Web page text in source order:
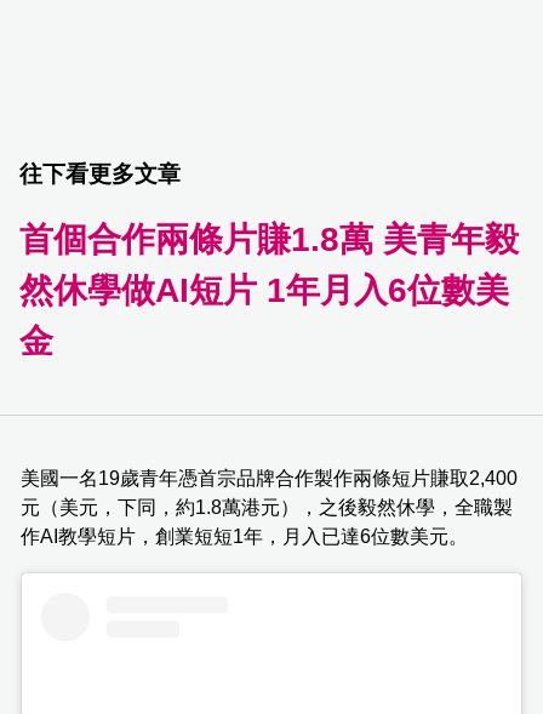
往下看更多文章
首個合作兩條片賺1.8萬 美青年毅
然休學做AI短片 1年月入6位數美
金
美國一名19歲青年憑首宗品牌合作製作兩條短片賺取2,400
元（美元，下同，約1.8萬港元），之後毅然休學，全職製
作AI教學短片，創業短短1年，月入已達6位數美元。